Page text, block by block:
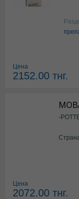
Цена
2152.00 тнг.
-
Цена
2072.00 тнг.